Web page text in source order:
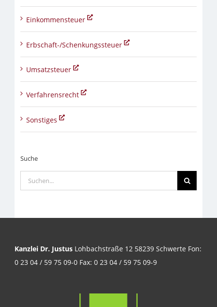
Einkommensteuer
Erbschaft-/Schenkungssteuer
Umsatzsteuer
Verfahrensrecht
Sonstiges
Suche
Suche
nach:
Kanzlei Dr. Justus Lohbachstraße 12 58239 Schwerte Fon:
0 23 04 / 59 75 09-0 Fax: 0 23 04 / 59 75 09-9